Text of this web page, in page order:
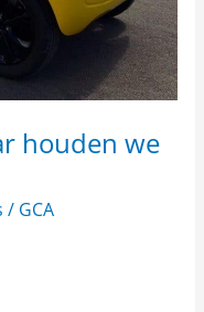
houden we
/ GCA